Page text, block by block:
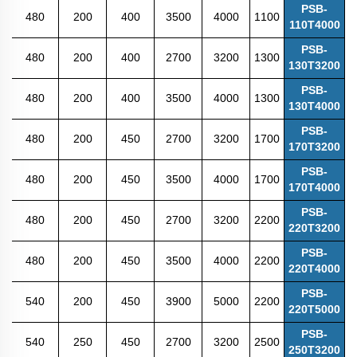
PSB-
110T4000
1100
4000
3500
400
200
480
PSB-
130T3200
1300
3200
2700
400
200
480
PSB-
130T4000
1300
4000
3500
400
200
480
PSB-
170T3200
1700
3200
2700
450
200
480
PSB-
170T4000
1700
4000
3500
450
200
480
PSB-
220T3200
2200
3200
2700
450
200
480
PSB-
220T4000
2200
4000
3500
450
200
480
PSB-
220T5000
2200
5000
3900
450
200
540
PSB-
250T3200
2500
3200
2700
450
250
540